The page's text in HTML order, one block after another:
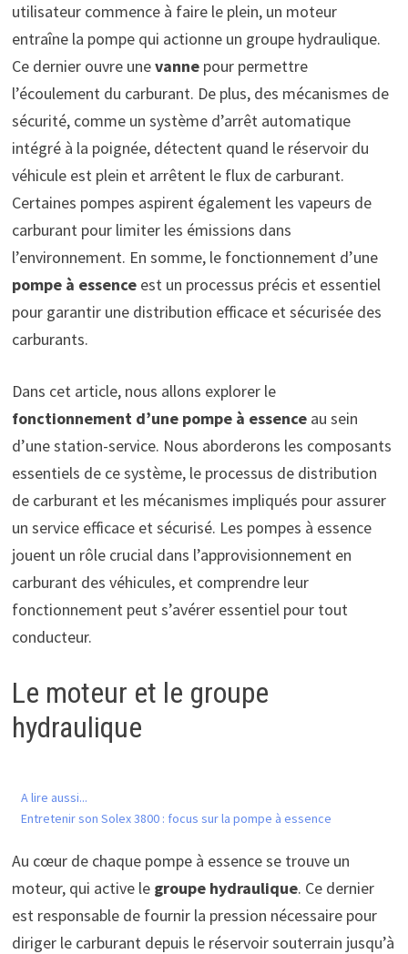
utilisateur commence à faire le plein, un moteur
entraîne la pompe qui actionne un groupe hydraulique.
Ce dernier ouvre unevannepour permettre
l’écoulement du carburant. De plus, des mécanismes de
sécurité, comme un système d’arrêt automatique
intégré à la poignée, détectent quand le réservoir du
véhicule est plein et arrêtent le flux de carburant.
Certaines pompes aspirent également les vapeurs de
carburant pour limiter les émissions dans
l’environnement. En somme, le fonctionnement d’une
pompe à essenceest un processus précis et essentiel
pour garantir une distribution efficace et sécurisée des
carburants.
Dans cet article, nous allons explorer le
fonctionnement d’une pompe à essenceau sein
d’une station-service. Nous aborderons les composants
essentiels de ce système, le processus de distribution
de carburant et les mécanismes impliqués pour assurer
un service efficace et sécurisé. Les pompes à essence
jouent un rôle crucial dans l’approvisionnement en
carburant des véhicules, et comprendre leur
fonctionnement peut s’avérer essentiel pour tout
conducteur.
Le moteur et le groupe
hydraulique
A lire aussi...
Entretenir son Solex 3800 : focus sur la pompe à essence
Au cœur de chaque pompe à essence se trouve un
moteur, qui active le groupe hydraulique. Ce dernier
est responsable de fournir la pression nécessaire pour
diriger le carburant depuis le réservoir souterrain jusqu’à